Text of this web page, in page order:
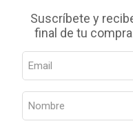
Suscríbete y
final de tu